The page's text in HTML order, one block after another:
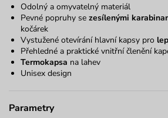
Odolný a omyvatelný materiál
Pevné popruhy se zesílenými
kočárek
Vystužené otevírání hlavní kapsy pro
Přehledné a praktické vnitřní členění
Termokapsa na lahev
Unisex design
Parametry